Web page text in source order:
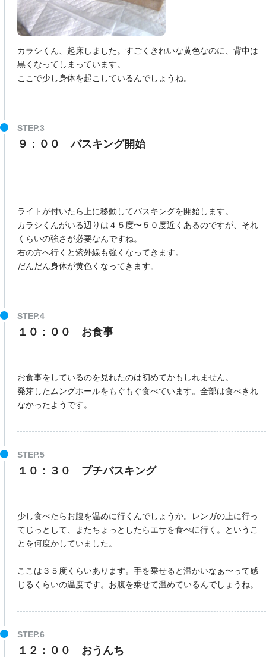
カラシくん、起床しました。すごくきれいな黄色なのに、背中は
黒くなってしまっています。
ここで少し身体を起こしているんでしょうね。
９：００ バスキング開始
ライトが付いたら上に移動してバスキングを開始します。
カラシくんがいる辺りは４５度〜５０度近くあるのですが、それ
くらいの強さが必要なんですね。
右の方へ行くと紫外線も強くなってきます。
だんだん身体が黄色くなってきます。
１０：００ お食事
お食事をしているのを見れたのは初めてかもしれません。
発芽したムングホールをもぐもぐ食べています。全部は食べきれ
なかったようです。
１０：３０ プチバスキング
少し食べたらお腹を温めに行くんでしょうか。レンガの上に行っ
てじっとして、またちょっとしたらエサを食べに行く。というこ
とを何度かしていました。
ここは３５度くらいあります。手を乗せると温かいなぁ〜って感
じるくらいの温度です。お腹を乗せて温めているんでしょうね。
１２：００ おうんち